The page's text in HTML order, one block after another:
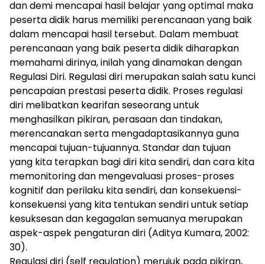
dan demi mencapai hasil belajar yang optimal maka
peserta didik harus memiliki perencanaan yang baik
dalam mencapai hasil tersebut. Dalam membuat
perencanaan yang baik peserta didik diharapkan
memahami dirinya, inilah yang dinamakan dengan
Regulasi Diri. Regulasi diri merupakan salah satu kunci
pencapaian prestasi peserta didik. Proses regulasi
diri melibatkan kearifan seseorang untuk
menghasilkan pikiran, perasaan dan tindakan,
merencanakan serta mengadaptasikannya guna
mencapai tujuan-tujuannya. Standar dan tujuan
yang kita terapkan bagi diri kita sendiri, dan cara kita
memonitoring dan mengevaluasi proses-proses
kognitif dan perilaku kita sendiri, dan konsekuensi-
konsekuensi yang kita tentukan sendiri untuk setiap
kesuksesan dan kegagalan semuanya merupakan
aspek-aspek pengaturan diri (Aditya Kumara, 2002:
30).